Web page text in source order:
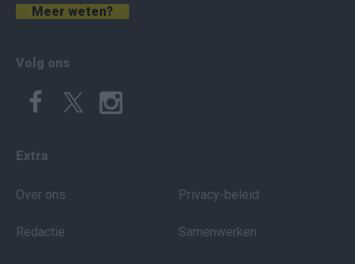
Meer weten?
Volg ons
Extra
Over ons
Redactie
Privacy-beleid
Samenwerken